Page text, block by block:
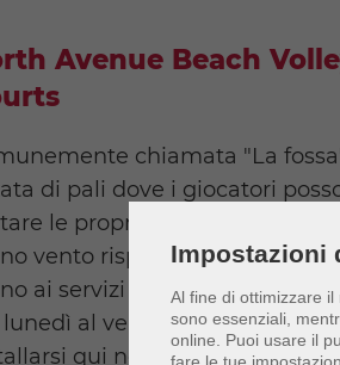
Impostazioni
Al fine di ottimizzare
sono essenziali,
online.
Puoi usare il
Avenue Beach
chiamata "La
di pali dove i giocatori
le proprie reti. Di solito qui
vento rispetto ai campi
ai servizi igienici, che sono
al venerdì. Le leghe
qui nelle sere dei giorni